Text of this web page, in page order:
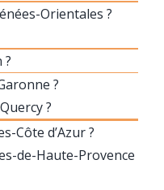
Orientales ?
?
?
?
Côte d’Azur ?
de-Haute-Provence